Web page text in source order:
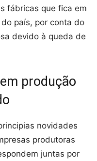
fábricas que fica em
país, por conta do
devido à queda de
produção
novidades
produtoras
juntas por